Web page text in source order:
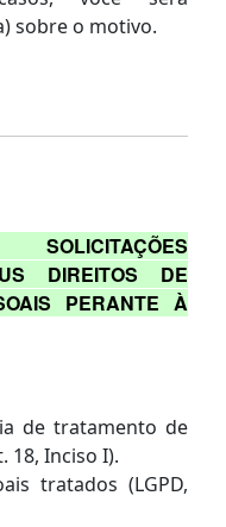
sobre o motivo.
DIREITOS DE
PERANTE À
de tratamento de
18, Inciso I).
tratados (LGPD,